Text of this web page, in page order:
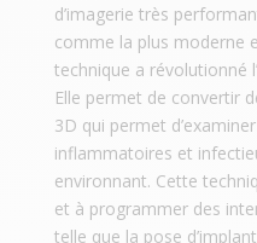
d’imagerie très
comme la plus moderne
technique a révolutionné
Elle permet de convertir
3D qui permet
inflammatoires et
environnant. Cette
et à programmer des
telle que la pose